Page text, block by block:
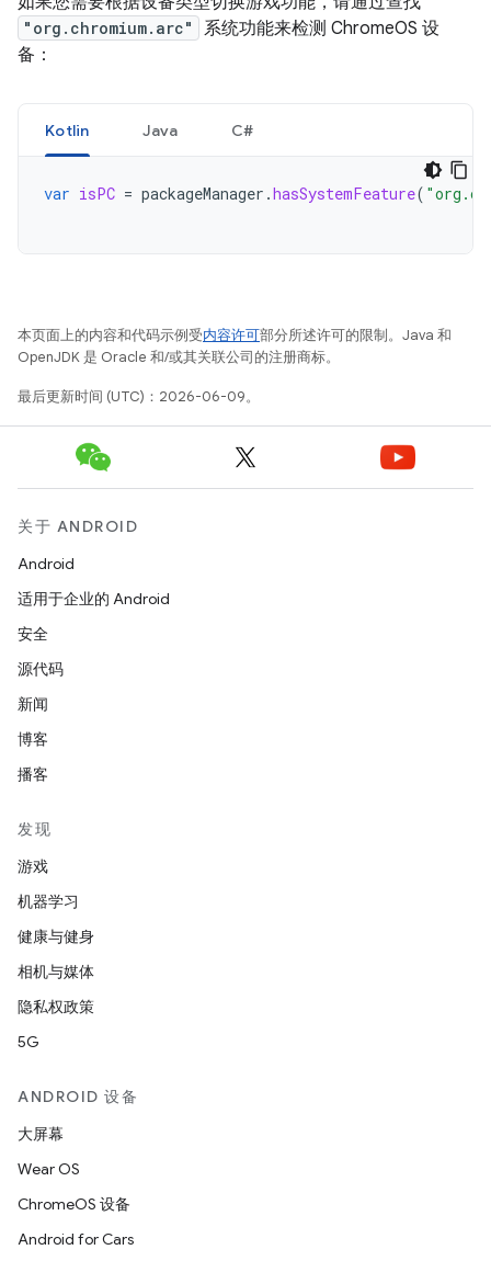
"org.chromium.arc"
系统功能来检测 ChromeOS 设
备：
Kotlin Java C#
var isPC = packageManager .hasSystemFeature(
本页面上的内容和代码示例受内容许可部分所述许可的限制。Java 和
OpenJDK 是 Oracle 和/或其关联公司的注册商标。
最后更新时间 (UTC)：2026-06-09。
关于 ANDROID
Android
适用于企业的 Android
安全
源代码
新闻
博客
播客
发现
游戏
机器学习
健康与健身
相机与媒体
隐私权政策
5G
ANDROID 设备
大屏幕
Wear OS
ChromeOS 设备
Android for Cars